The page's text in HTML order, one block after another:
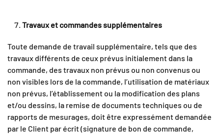
Travaux et commandes supplémentaires
Toute demande de travail supplémentaire, tels que des
travaux différents de ceux prévus initialement dans la
commande, des travaux non prévus ou non convenus ou
non visibles lors de la commande, l’utilisation de matériaux
non prévus, l’établissement ou la modification des plans
et/ou dessins, la remise de documents techniques ou de
rapports de mesurages, doit être expressément demandée
par le Client par écrit (signature de bon de commande,